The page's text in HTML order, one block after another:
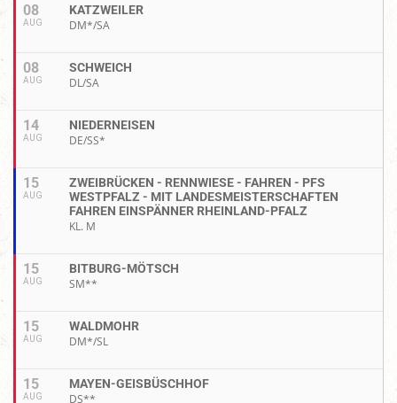
08
AUG
KATZWEILER
DM*/SA
08
AUG
SCHWEICH
DL/SA
14
AUG
NIEDERNEISEN
DE/SS*
15
AUG
ZWEIBRÜCKEN - RENNWIESE - FAHREN - PFS
WESTPFALZ - MIT LANDESMEISTERSCHAFTEN
FAHREN EINSPÄNNER RHEINLAND-PFALZ
KL. M
15
AUG
BITBURG-MÖTSCH
SM**
15
AUG
WALDMOHR
DM*/SL
15
AUG
MAYEN-GEISBÜSCHHOF
DS**